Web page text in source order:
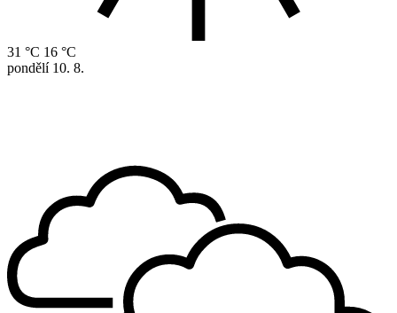
31 °C 16 °C
pondělí 10. 8.